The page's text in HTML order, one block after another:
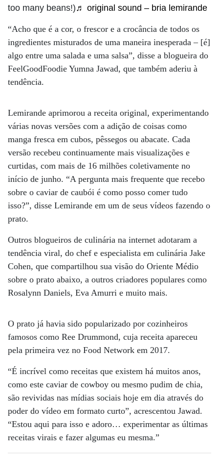
too many beans!)♬ original sound – bria lemirande
“Acho que é a cor, o frescor e a crocância de todos os
ingredientes misturados de uma maneira inesperada – [é]
algo entre uma salada e uma salsa”, disse a blogueira do
FeelGoodFoodie Yumna Jawad, que também aderiu à
tendência.
Lemirande aprimorou a receita original, experimentando
várias novas versões com a adição de coisas como
manga fresca em cubos, pêssegos ou abacate. Cada
versão recebeu continuamente mais visualizações e
curtidas, com mais de 16 milhões coletivamente no
início de junho. “A pergunta mais frequente que recebo
sobre o caviar de caubói é como posso comer tudo
isso?”, disse Lemirande em um de seus vídeos fazendo o
prato.
Outros blogueiros de culinária na internet adotaram a
tendência viral, do chef e especialista em culinária Jake
Cohen, que compartilhou sua visão do Oriente Médio
sobre o prato abaixo, a outros criadores populares como
Rosalynn Daniels, Eva Amurri e muito mais.
O prato já havia sido popularizado por cozinheiros
famosos como Ree Drummond, cuja receita apareceu
pela primeira vez no Food Network em 2017.
“É incrível como receitas que existem há muitos anos,
como este caviar de cowboy ou mesmo pudim de chia,
são revividas nas mídias sociais hoje em dia através do
poder do vídeo em formato curto”, acrescentou Jawad.
“Estou aqui para isso e adoro… experimentar as últimas
receitas virais e fazer algumas eu mesma.”